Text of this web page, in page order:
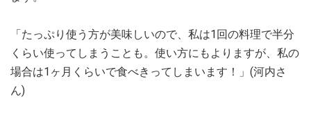
「たっぷり使う方が美味しいので、私は1回の料理で半分
くらい使ってしまうことも。使い方にもよりますが、私の
場合は1ヶ月くらいで食べきってしまいます！」(河内さ
ん)